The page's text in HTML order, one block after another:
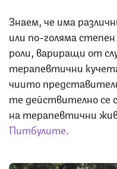
Знаем, че има
или по-голяма
роли, вариращи от
терапевтични
чиито
те действително се
на терапевтични
Питбулите.